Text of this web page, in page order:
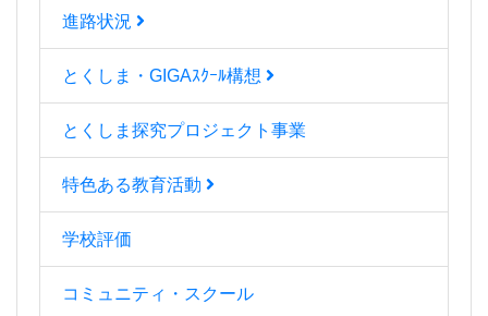
進路状況
とくしま・GIGAｽｸｰﾙ構想
とくしま探究プロジェクト事業
特色ある教育活動
学校評価
コミュニティ・スクール